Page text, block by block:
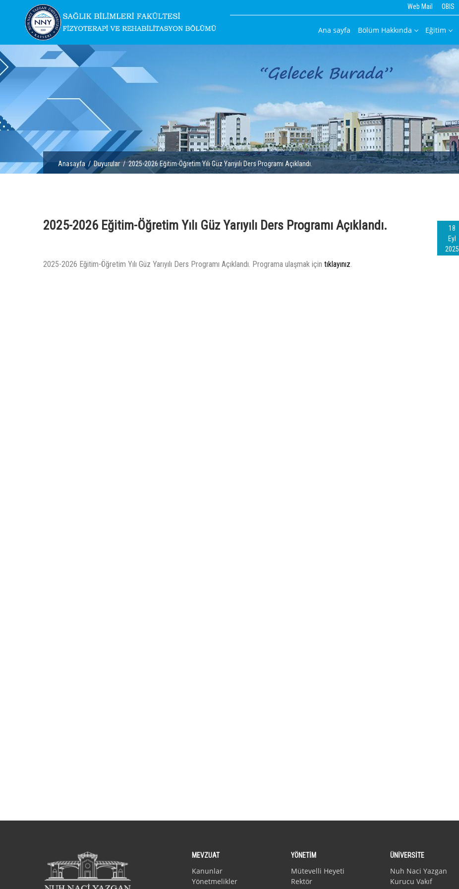
Web Mail OBIS
Ana sayfa Bölüm Hakkında Eğitim
Anasayfa /Duyurular/ 2025-2026 Eğitim-Öğretim Yılı Güz Yarıyılı Ders Programı Açıklandı.
18
Eyl
2025
2025-2026 Eğitim-Öğretim Yılı Güz Yarıyılı Ders Programı Açıklandı.
2025-2026 Eğitim-Öğretim Yılı Güz Yarıyılı Ders Programı Açıklandı. Programa ulaşmak için tıklayınız.
MEVZUAT
Kanunlar
Yönetmelikler
YÖNETİM
Mütevelli Heyeti
Rektör
ÜNİVERSİTE
Nuh Naci Yazgan
Kurucu Vakıf